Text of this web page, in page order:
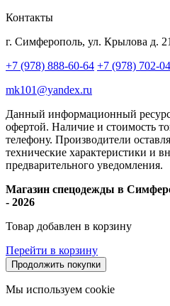
Контакты
г. Симферополь, ул. Крылова д. 21
+7 (978) 888-60-64 +7 (978) 702-
mk101@yandex.ru
Данный информационный ресурс
офертой. Наличие и стоимость
телефону. Производители
технические характеристики и
предварительного уведомления.
Магазин спецодежды в
- 2026
Товар добавлен в корзину
Перейти в корзину
Продолжить покупки
Мы используем cookie